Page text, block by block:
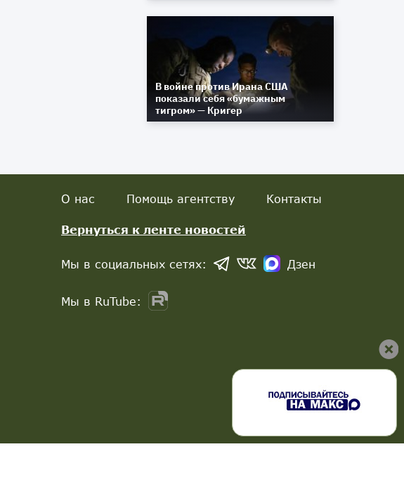
В войне против Ирана США
показали себя «бумажным
тигром» — Кригер
О нас Помощь агентству Контакты
Вернуться к ленте новостей
Мы в социальных сетях: Дзен
Мы в RuTube: